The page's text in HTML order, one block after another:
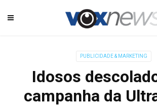
PUBLICIDADE & MARKETING
Idosos
campanha da